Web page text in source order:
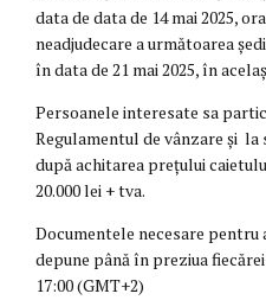
data de data de 14 mai 2025,
neadjudecare a următoarea
în data de 21 mai 2025, în
Persoanele interesate sa
Regulamentul de vânzare și
după achitarea prețului
20.000 lei + tva.
Documentele necesare
depune până în preziua
17:00 (GMT+2)